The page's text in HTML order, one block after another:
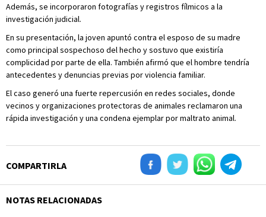
Además, se incorporaron fotografías y registros fílmicos a la
investigación judicial.
En su presentación, la joven apuntó contra el esposo de su madre
como principal sospechoso del hecho y sostuvo que existiría
complicidad por parte de ella. También afirmó que el hombre tendría
antecedentes y denuncias previas por violencia familiar.
El caso generó una fuerte repercusión en redes sociales, donde
vecinos y organizaciones protectoras de animales reclamaron una
rápida investigación y una condena ejemplar por maltrato animal.
COMPARTIRLA
NOTAS RELACIONADAS